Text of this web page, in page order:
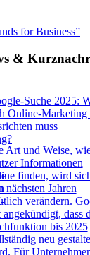
for Business”
&
Suche 2025:
Online-Marketing
muss
Art und Weise,
Informationen
finden, wird
nächsten Jahren
verändern.
angekündigt, dass
bis 2025
neu
Für